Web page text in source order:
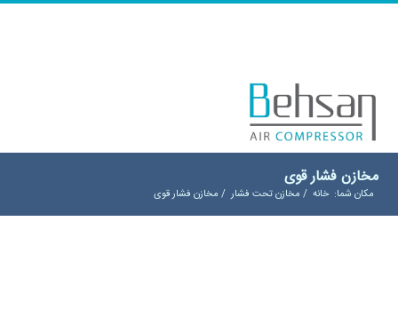
مخازن فشار قوی
مکان شما: خانه / مخازن تحت فشار / مخازن فشار قوی